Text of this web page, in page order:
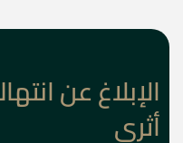
الإبلاغ عن
أثري